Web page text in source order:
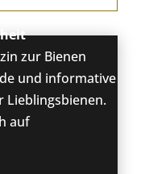
zur Bienen
und informative
Lieblingsbienen.
auf